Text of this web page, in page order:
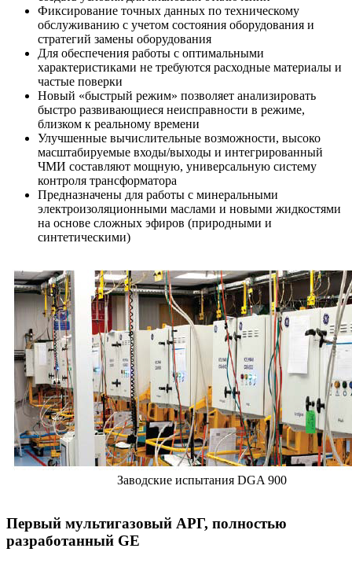
Фиксирование точных данных по техническому
обслуживанию с учетом состояния оборудования и
стратегий замены оборудования
Для обеспечения работы с оптимальными
характеристиками не требуются расходные материалы и
частые поверки
Новый «быстрый режим» позволяет анализировать
быстро развивающиеся неисправности в режиме,
близком к реальному времени
Улучшенные вычислительные возможности, высоко
масштабируемые входы/выходы и интегрированный
ЧМИ составляют мощную, универсальную систему
контроля трансформатора
Предназначены для работы с минеральными
электроизоляционными маслами и новыми жидкостями
на основе сложных эфиров (природными и
синтетическими)
Заводские испытания DGA 900
Первый мультигазовый АРГ, полностью
разработанный GE